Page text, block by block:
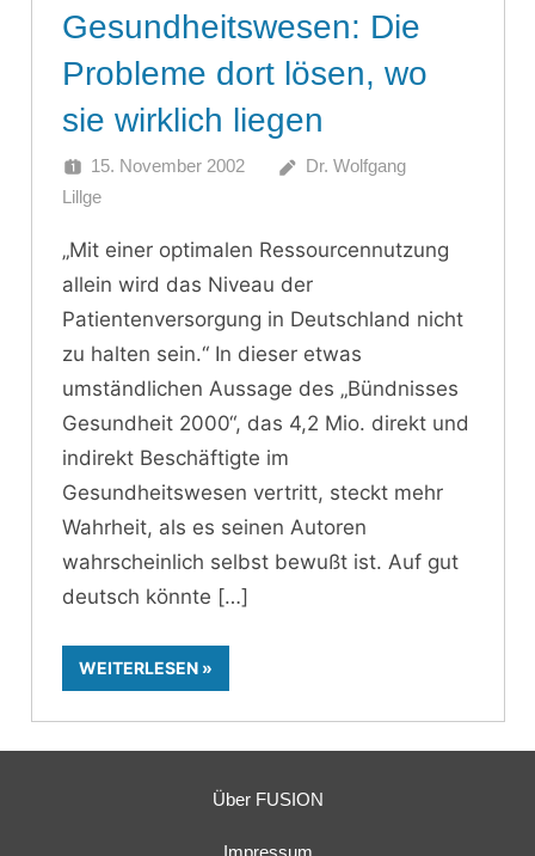
Gesundheitswesen: Die
Probleme dort lösen, wo
sie wirklich liegen
15. November 2002
Dr. Wolfgang
Lillge
„Mit einer optimalen Ressourcennutzung
allein wird das Niveau der
Patientenversorgung in Deutschland nicht
zu halten sein.“ In dieser etwas
umständlichen Aussage des „Bündnisses
Gesundheit 2000“, das 4,2 Mio. direkt und
indirekt Beschäftigte im
Gesundheitswesen vertritt, steckt mehr
Wahrheit, als es seinen Autoren
wahrscheinlich selbst bewußt ist. Auf gut
deutsch könnte
WEITERLESEN
Über FUSION
Impressum